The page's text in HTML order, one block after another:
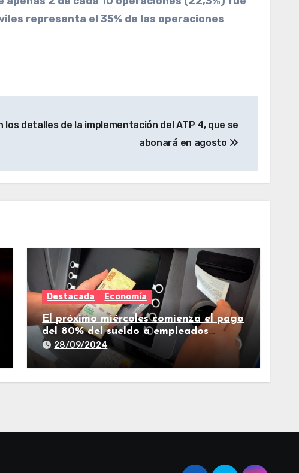
representa el 35% de las operaciones
los detalles de la implementación del ATP 4, que se
abonará en agosto
Destacada Economía
El próximo miércoles comienza el pago
del 80% del sueldo a empleados
estatales de Tucumán
28/09/2024